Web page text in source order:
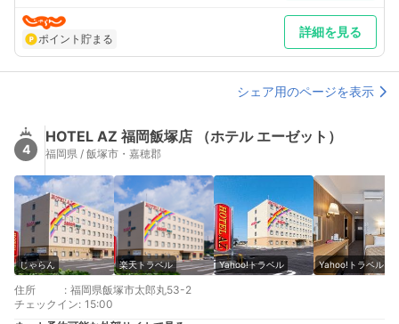
ポイント貯まる 詳細を見る
シェア用のページを表示
4
HOTEL AZ 福岡飯塚店 （ホテル エーゼット）
福岡県 / 飯塚市・嘉穂郡
じゃらん 楽天トラベル Yahoo!トラベル Yahoo!トラベル
住所 : 福岡県飯塚市太郎丸53-2
チェックイン: 15:00